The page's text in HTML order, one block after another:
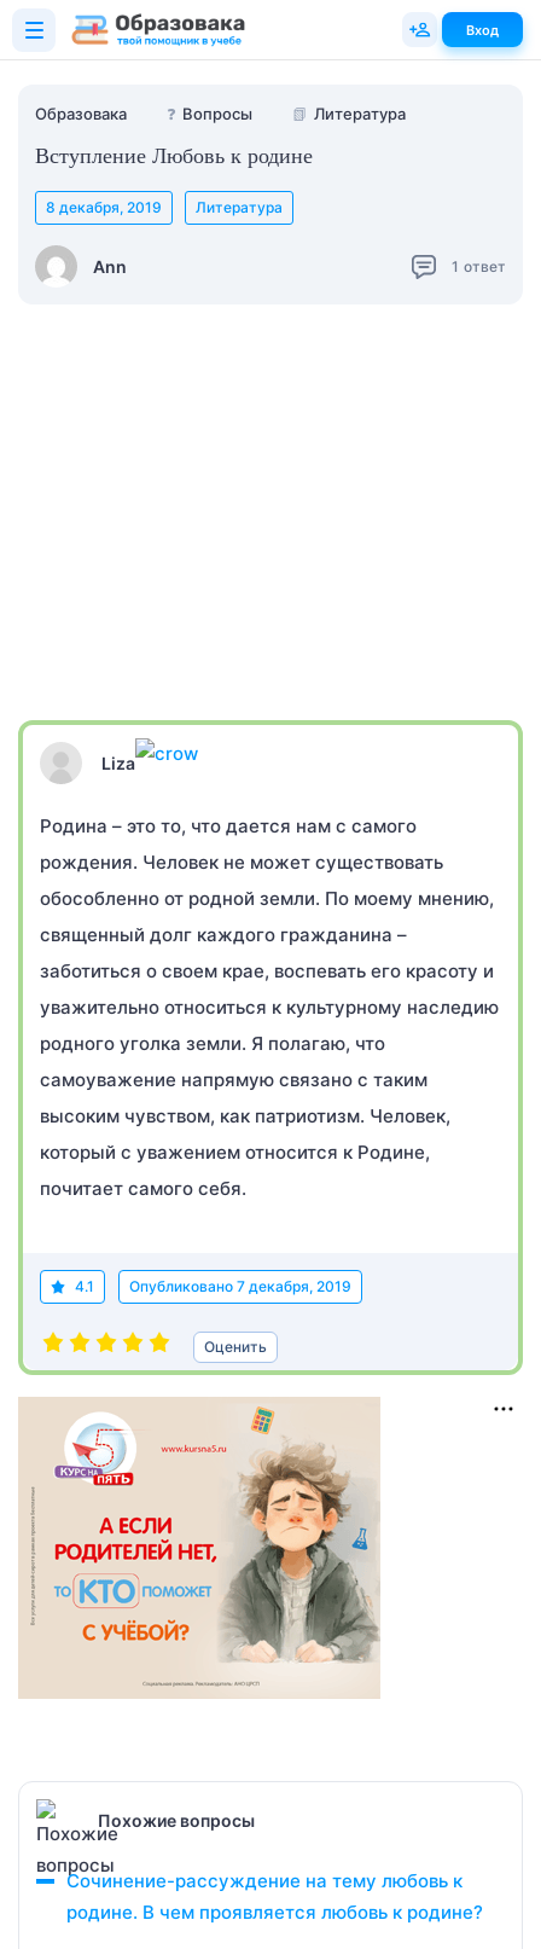
Образовака ❓ Вопросы 📗 Литература
Вступление Любовь к родине
Ann
8 декабря, 2019 Литература
1 ответ
Liza
Родина – это то, что дается нам с самого
рождения. Человек не может существовать
обособленно от родной земли. По моему мнению,
священный долг каждого гражданина –
заботиться о своем крае, воспевать его красоту и
уважительно относиться к культурному наследию
родного уголка земли. Я полагаю, что
самоуважение напрямую связано с таким
высоким чувством, как патриотизм. Человек,
который с уважением относится к Родине,
почитает самого себя.
4.1 Опубликовано 7 декабря, 2019
Оценить
Похожие вопросы
Сочинение-рассуждение на тему любовь к
родине. В чем проявляется любовь к родине?
Вход